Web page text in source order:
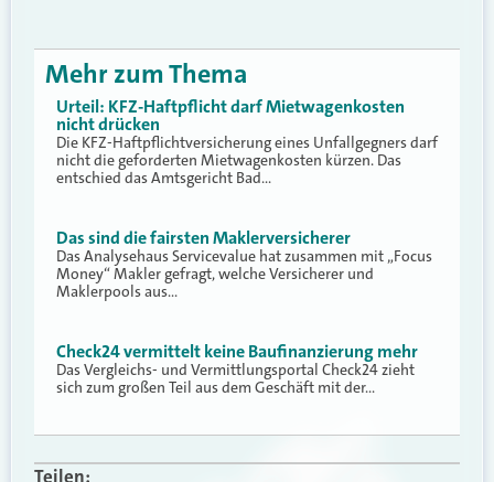
Mehr zum Thema
Urteil: KFZ-Haftpflicht darf Mietwagenkosten
nicht drücken
Die KFZ-Haftpflichtversicherung eines Unfallgegners darf
nicht die geforderten Mietwagenkosten kürzen. Das
entschied das Amtsgericht Bad…
Das sind die fairsten Maklerversicherer
Das Analysehaus Servicevalue hat zusammen mit „Focus
Money“ Makler gefragt, welche Versicherer und
Maklerpools aus…
Check24 vermittelt keine Baufinanzierung mehr
Das Vergleichs- und Vermittlungsportal Check24 zieht
sich zum großen Teil aus dem Geschäft mit der…
Teilen: